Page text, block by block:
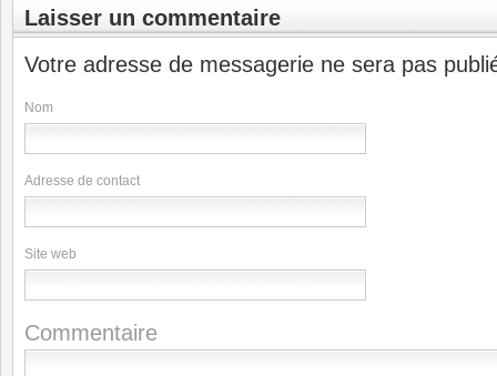
Laisser un commentaire
Votre adresse de messagerie ne sera pas
Nom
Adresse de contact
Site web
Commentaire